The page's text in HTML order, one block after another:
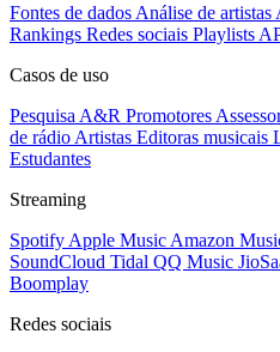
Fontes de dados Análise de artistas
Rankings Redes sociais Playlists
Casos de uso
Pesquisa A&R Promotores
de rádio Artistas Editoras musicais
Estudantes
Streaming
Spotify Apple Music Amazon
SoundCloud Tidal QQ Music
Boomplay
Redes sociais